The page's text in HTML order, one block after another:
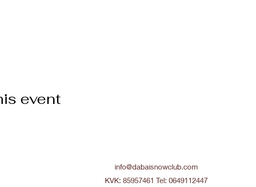
event
info@dabaisnowclub.com
KVK: 85957461 Tel: 0649112447